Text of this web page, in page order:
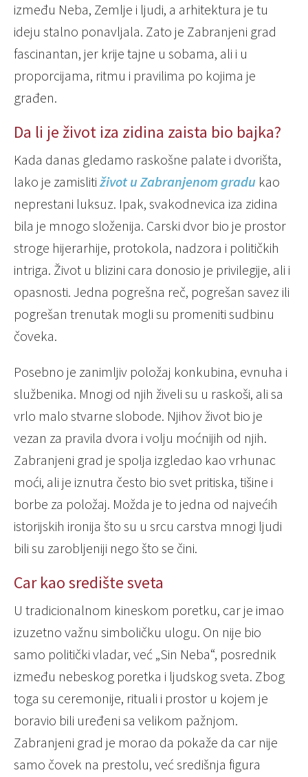
između Neba, Zemlje i ljudi, a arhitektura je tu
ideju stalno ponavljala. Zato je Zabranjeni grad
fascinantan, jer krije tajne u sobama, ali i u
proporcijama, ritmu i pravilima po kojima je
građen.
Da li je život iza zidina zaista bio bajka?
Kada danas gledamo raskošne palate i dvorišta,
lako je zamisliti život u Zabranjenom gradu kao
neprestani luksuz. Ipak, svakodnevica iza zidina
bila je mnogo složenija. Carski dvor bio je prostor
stroge hijerarhije, protokola, nadzora i političkih
intriga. Život u blizini cara donosio je privilegije, ali i
opasnosti. Jedna pogrešna reč, pogrešan savez ili
pogrešan trenutak mogli su promeniti sudbinu
čoveka.
Posebno je zanimljiv položaj konkubina, evnuha i
službenika. Mnogi od njih živeli su u raskoši, ali sa
vrlo malo stvarne slobode. Njihov život bio je
vezan za pravila dvora i volju moćnijih od njih.
Zabranjeni grad je spolja izgledao kao vrhunac
moći, ali je iznutra često bio svet pritiska, tišine i
borbe za položaj. Možda je to jedna od najvećih
istorijskih ironija što su u srcu carstva mnogi ljudi
bili su zarobljeniji nego što se čini.
Car kao središte sveta
U tradicionalnom kineskom poretku, car je imao
izuzetno važnu simboličku ulogu. On nije bio
samo politički vladar, već „Sin Neba“, posrednik
između nebeskog poretka i ljudskog sveta. Zbog
toga su ceremonije, rituali i prostor u kojem je
boravio bili uređeni sa velikom pažnjom.
Zabranjeni grad je morao da pokaže da car nije
samo čovek na prestolu, već središnja figura